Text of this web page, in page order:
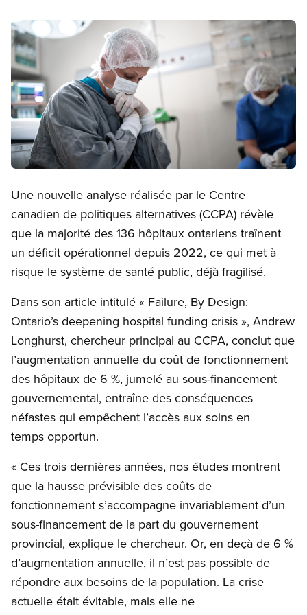
Image
Une nouvelle analyse réalisée par le Centre
canadien de politiques alternatives (CCPA) révèle
que la majorité des 136 hôpitaux ontariens traînent
un déficit opérationnel depuis 2022, ce qui met à
risque le système de santé public, déjà fragilisé.
Dans son article intitulé « Failure, By Design:
Ontario’s deepening hospital funding crisis », Andrew
Longhurst, chercheur principal au CCPA, conclut que
l’augmentation annuelle du coût de fonctionnement
des hôpitaux de 6 %, jumelé au sous-financement
gouvernemental, entraîne des conséquences
néfastes qui empêchent l’accès aux soins en
temps opportun.
« Ces trois dernières années, nos études montrent
que la hausse prévisible des coûts de
fonctionnement s’accompagne invariablement d’un
sous-financement de la part du gouvernement
provincial, explique le chercheur. Or, en deçà de 6 %
d’augmentation annuelle, il n’est pas possible de
répondre aux besoins de la population. La crise
actuelle était évitable, mais elle ne